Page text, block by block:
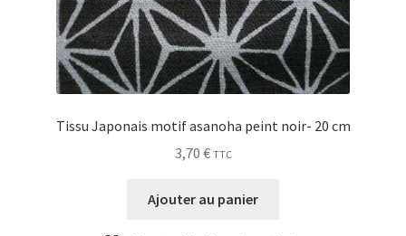
Tissu Japonais motif asanoha peint noir- 20 cm
3,70 € TTC
Ajouter au panier